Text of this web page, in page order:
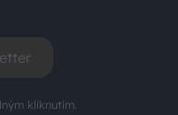
kliknutím.